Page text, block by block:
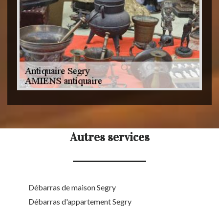
Autres services
Débarras de maison Segry
Débarras d'appartement Segry